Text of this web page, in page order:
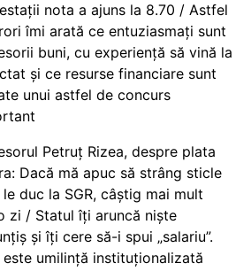
nota a ajuns la 8.70 / Astfel
îmi arată ce entuziasmați sunt
buni, cu experiență să vină la
și ce resurse financiare sunt
unui astfel de concurs
Petruț Rizea, despre plata
Dacă mă apuc să strâng sticle
le duc la SGR, câștig mai mult
zi / Statul îți aruncă niște
și îți cere să-i spui „salariu”.
este umilință instituționalizată